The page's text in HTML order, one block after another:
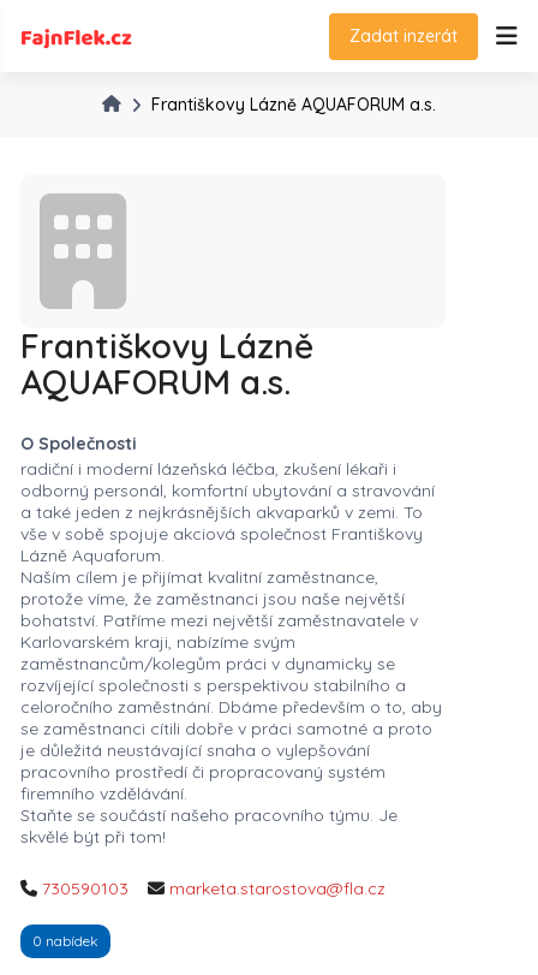
Zadat inzerát
Františkovy Lázně AQUAFORUM a.s.
Františkovy Lázně
AQUAFORUM a.s.
O Společnosti
radiční i moderní lázeňská léčba, zkušení lékaři i
odborný personál, komfortní ubytování a stravování
a také jeden z nejkrásnějších akvaparků v zemi. To
vše v sobě spojuje akciová společnost Františkovy
Lázně Aquaforum.
Naším cílem je přijímat kvalitní zaměstnance,
protože víme, že zaměstnanci jsou naše největší
bohatství. Patříme mezi největší zaměstnavatele v
Karlovarském kraji, nabízíme svým
zaměstnancům/kolegům práci v dynamicky se
rozvíjející společnosti s perspektivou stabilního a
celoročního zaměstnání. Dbáme především o to, aby
se zaměstnanci cítili dobře v práci samotné a proto
je důležitá neustávající snaha o vylepšování
pracovního prostředí či propracovaný systém
firemního vzdělávání.
Staňte se součástí našeho pracovního týmu. Je
skvělé být při tom!
730590103 marketa.starostova@fla.cz
0 nabídek